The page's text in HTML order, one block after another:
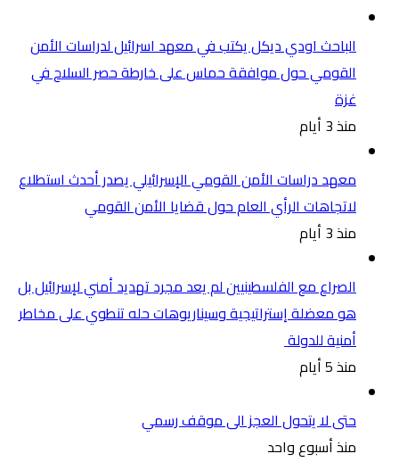
الباحث اودي ديكل يكتب في معهد اسرائيل لدراسات الأمن
القومي حول موافقة حماس على خارطة حصر السلاح في
غزة
منذ 3 أيام
معهد دراسات الأمن القومي الإسرائيلي يصدر أحدث استطلاع
لاتجاهات الرأي العام حول قضايا الأمن القومي
منذ 3 أيام
الصراع مع الفلسطينيين لم يعد مجرد تهديد أمني لإسرائيل بل
هو معضلة إستراتيجية وسيناريوهات حله تنطوي على مخاطر
أمنية للدولة
منذ 5 أيام
حتى لا يتحول العجز الى موقف رسمي
منذ أسبوع واحد